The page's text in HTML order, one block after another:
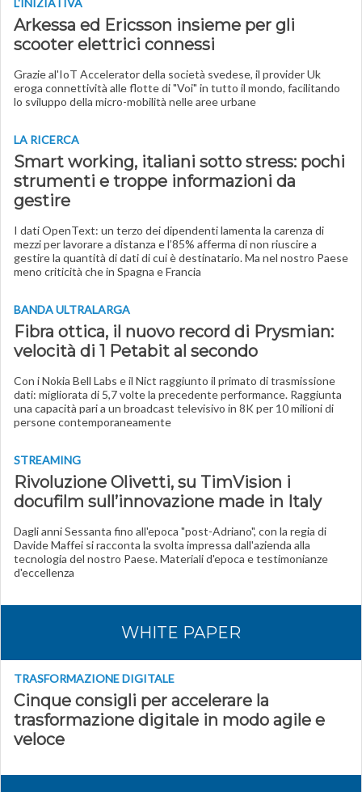
L'INIZIATIVA
Arkessa ed Ericsson insieme per gli
scooter elettrici connessi
Grazie al'IoT Accelerator della società svedese, il provider Uk
eroga connettività alle flotte di "Voi" in tutto il mondo, facilitando
lo sviluppo della micro-mobilità nelle aree urbane
LA RICERCA
Smart working, italiani sotto stress: pochi
strumenti e troppe informazioni da
gestire
I dati OpenText: un terzo dei dipendenti lamenta la carenza di
mezzi per lavorare a distanza e l’85% afferma di non riuscire a
gestire la quantità di dati di cui è destinatario. Ma nel nostro Paese
meno criticità che in Spagna e Francia
BANDA ULTRALARGA
Fibra ottica, il nuovo record di Prysmian:
velocità di 1 Petabit al secondo
Con i Nokia Bell Labs e il Nict raggiunto il primato di trasmissione
dati: migliorata di 5,7 volte la precedente performance. Raggiunta
una capacità pari a un broadcast televisivo in 8K per 10 milioni di
persone contemporaneamente
STREAMING
Rivoluzione Olivetti, su TimVision i
docufilm sull’innovazione made in Italy
Dagli anni Sessanta fino all'epoca "post-Adriano", con la regia di
Davide Maffei si racconta la svolta impressa dall'azienda alla
tecnologia del nostro Paese. Materiali d'epoca e testimonianze
d'eccellenza
WHITE PAPER
TRASFORMAZIONE DIGITALE
Cinque consigli per accelerare la
trasformazione digitale in modo agile e
veloce